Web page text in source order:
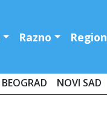
Razno Region
BEOGRAD NOVI SAD